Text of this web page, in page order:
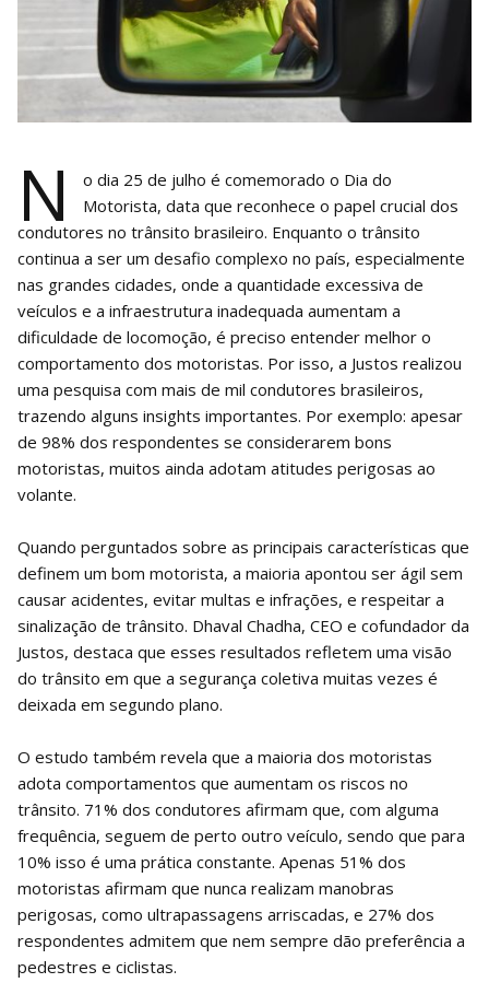
N
o dia 25 de julho é comemorado o Dia do
Motorista, data que reconhece o papel crucial dos
condutores no trânsito brasileiro. Enquanto o trânsito
continua a ser um desafio complexo no país, especialmente
nas grandes cidades, onde a quantidade excessiva de
veículos e a infraestrutura inadequada aumentam a
dificuldade de locomoção, é preciso entender melhor o
comportamento dos motoristas. Por isso, a Justos realizou
uma pesquisa com mais de mil condutores brasileiros,
trazendo alguns insights importantes. Por exemplo: apesar
de 98% dos respondentes se considerarem bons
motoristas, muitos ainda adotam atitudes perigosas ao
volante.
Quando perguntados sobre as principais características que
definem um bom motorista, a maioria apontou ser ágil sem
causar acidentes, evitar multas e infrações, e respeitar a
sinalização de trânsito. Dhaval Chadha, CEO e cofundador da
Justos, destaca que esses resultados refletem uma visão
do trânsito em que a segurança coletiva muitas vezes é
deixada em segundo plano.
O estudo também revela que a maioria dos motoristas
adota comportamentos que aumentam os riscos no
trânsito. 71% dos condutores afirmam que, com alguma
frequência, seguem de perto outro veículo, sendo que para
10% isso é uma prática constante. Apenas 51% dos
motoristas afirmam que nunca realizam manobras
perigosas, como ultrapassagens arriscadas, e 27% dos
respondentes admitem que nem sempre dão preferência a
pedestres e ciclistas.